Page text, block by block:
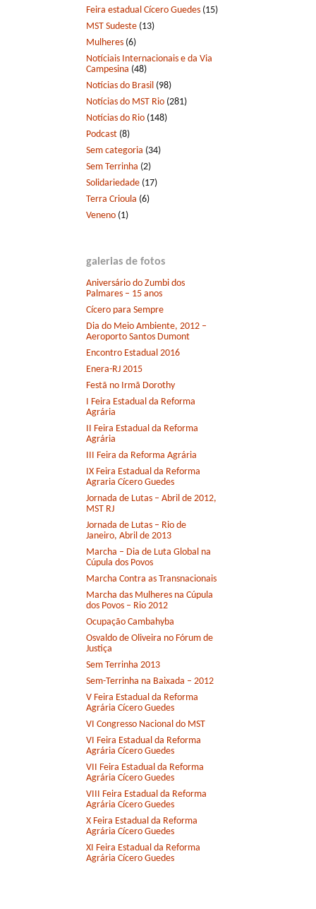
Feira estadual Cícero Guedes (15)
MST Sudeste (13)
Mulheres (6)
Notíciais Internacionais e da Via
Campesina (48)
Notícias do Brasil (98)
Notícias do MST Rio (281)
Notícias do Rio (148)
Podcast (8)
Sem categoria (34)
Sem Terrinha (2)
Solidariedade (17)
Terra Crioula (6)
Veneno (1)
galerias de fotos
Aniversário do Zumbi dos
Palmares – 15 anos
Cícero para Sempre
Dia do Meio Ambiente, 2012 –
Aeroporto Santos Dumont
Encontro Estadual 2016
Enera-RJ 2015
Festã no Irmã Dorothy
I Feira Estadual da Reforma
Agrária
II Feira Estadual da Reforma
Agrária
III Feira da Reforma Agrária
IX Feira Estadual da Reforma
Agraria Cícero Guedes
Jornada de Lutas – Abril de 2012,
MST RJ
Jornada de Lutas – Rio de
Janeiro, Abril de 2013
Marcha – Dia de Luta Global na
Cúpula dos Povos
Marcha Contra as Transnacionais
Marcha das Mulheres na Cúpula
dos Povos – Rio 2012
Ocupação Cambahyba
Osvaldo de Oliveira no Fórum de
Justiça
Sem Terrinha 2013
Sem-Terrinha na Baixada – 2012
V Feira Estadual da Reforma
Agrária Cícero Guedes
VI Congresso Nacional do MST
VI Feira Estadual da Reforma
Agrária Cícero Guedes
VII Feira Estadual da Reforma
Agrária Cícero Guedes
VIII Feira Estadual da Reforma
Agrária Cícero Guedes
X Feira Estadual da Reforma
Agrária Cícero Guedes
XI Feira Estadual da Reforma
Agrária Cícero Guedes